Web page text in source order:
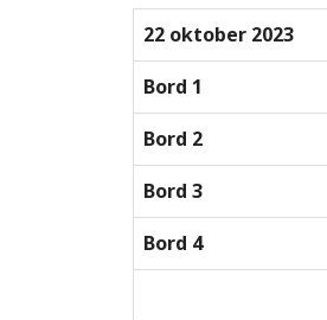
22 oktober 2023
Bord 1
Bord 2
Bord 3
Bord 4